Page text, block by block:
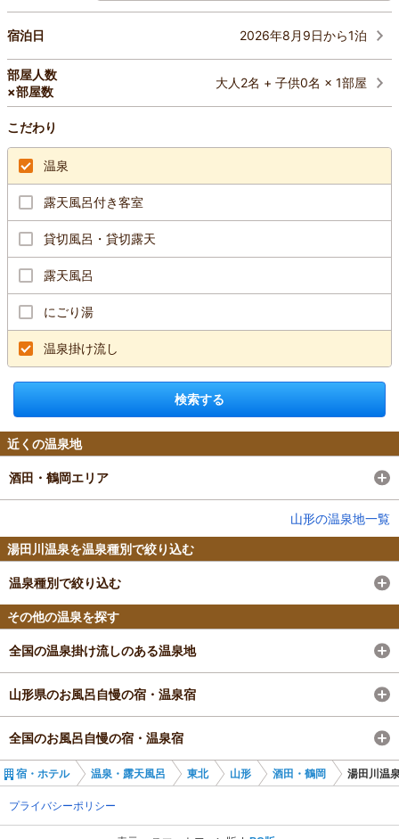
宿泊日 2026年8月9日から1泊
部屋人数
×部屋数
大人2名 + 子供0名 × 1部屋
こだわり
温泉
露天風呂付き客室
貸切風呂・貸切露天
露天風呂
にごり湯
温泉掛け流し
検索する
近くの温泉地
酒田・鶴岡エリア
山形の温泉地一覧
湯田川温泉を温泉種別で絞り込む
温泉種別で絞り込む
その他の温泉を探す
全国の温泉掛け流しのある温泉地
山形県のお風呂自慢の宿・温泉宿
全国のお風呂自慢の宿・温泉宿
宿・ホテル 温泉・露天風呂 東北 山形 酒田・鶴岡 湯田川温
プライバシーポリシー